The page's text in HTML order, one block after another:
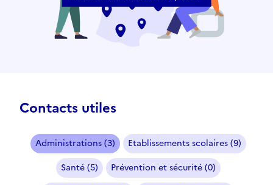
Contacts utiles
Administrations (3)
Etablissements scolaires (9)
Santé (5)
Prévention et sécurité (0)